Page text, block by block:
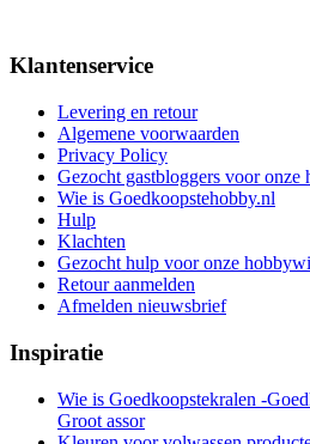
Klantenservice
Levering en retour
Algemene voorwaarden
Privacy Policy
Gezocht gastbloggers voor onze
Wie is Goedkoopstehobby.nl
Hulp
Klachten
Gezocht hulp voor onze
Retour aanmelden
Afmelden nieuwsbrief
Inspiratie
Wie is Goedkoopstekralen -
Groot assor